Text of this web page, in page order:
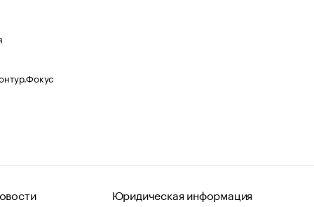
Юридическая информация